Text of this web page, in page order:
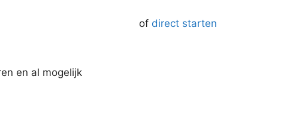
en al mogelijk
of direct starten